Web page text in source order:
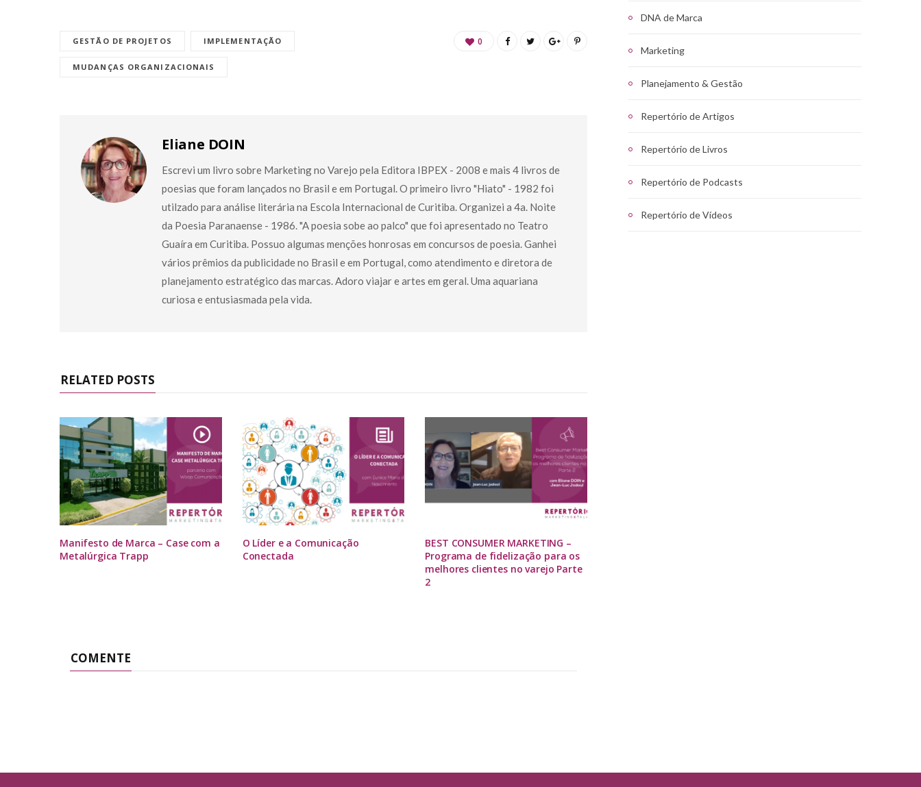
GESTÃO DE PROJETOS IMPLEMENTAÇÃO
MUDANÇAS ORGANIZACIONAIS
0
Eliane DOIN
Escrevi um livro sobre Marketing no Varejo pela Editora IBPEX - 2008 e mais 4 livros de
poesias que foram lançados no Brasil e em Portugal. O primeiro livro "Hiato" - 1982 foi
utilzado para análise literária na Escola Internacional de Curitiba. Organizei a 4a. Noite
da Poesia Paranaense - 1986. "A poesia sobe ao palco" que foi apresentado no Teatro
Guaíra em Curitiba. Possuo algumas menções honrosas em concursos de poesia. Ganhei
vários prêmios da publicidade no Brasil e em Portugal, como atendimento e diretora de
planejamento estratégico das marcas. Adoro viajar e artes em geral. Uma aquariana
curiosa e entusiasmada pela vida.
RELATED POSTS
Manifesto de Marca – Case com a
Metalúrgica Trapp
O Líder e a Comunicação
Conectada
BEST CONSUMER MARKETING –
Programa de fidelização para os
melhores clientes no varejo Parte
2
COMENTE
DNA de Marca
Marketing
Planejamento & Gestão
Repertório de Artigos
Repertório de Livros
Repertório de Podcasts
Repertório de Vídeos